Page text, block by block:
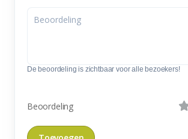
De beoordeling is zichtbaar voor alle bezoekers!
Beoordeling